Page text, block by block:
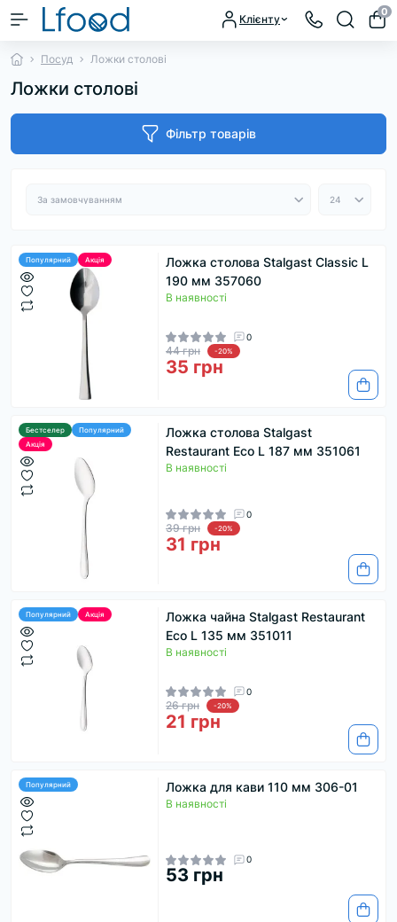
Клієнту
0
Посуд Ложки столові
Ложки столові
Фільтр товарів
Популярний Акція
Ложка столова Stalgast Classic L
190 мм 357060
В наявності
0
44 грн -20%
35 грн
Бестселер
Популярний
Акція
Ложка столова Stalgast
Restaurant Eco L 187 мм 351061
В наявності
0
39 грн -20%
31 грн
Популярний Акція
Ложка чайна Stalgast Restaurant
Eco L 135 мм 351011
В наявності
0
26 грн -20%
21 грн
Популярний Ложка для кави 110 мм 306-01
В наявності
0
53 грн